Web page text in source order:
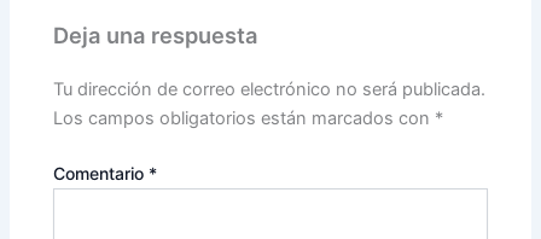
Deja una respuesta
Tu dirección de correo electrónico no será publicada.
Los campos obligatorios están marcados con *
Comentario *